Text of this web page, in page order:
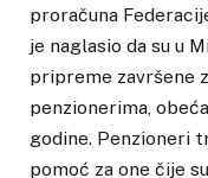
proračuna
je naglasio da su u
pripreme završene
penzionerima,
godine. Penzioneri
pomoć za one čije